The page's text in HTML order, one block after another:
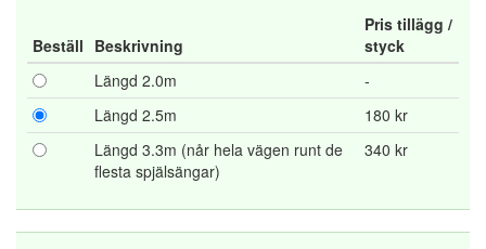
Beställ Beskrivning
Pris tillägg /
styck
Längd 2.0m
-
Längd 2.5m
180 kr
Längd 3.3m (når hela vägen runt de
flesta spjälsängar)
340 kr